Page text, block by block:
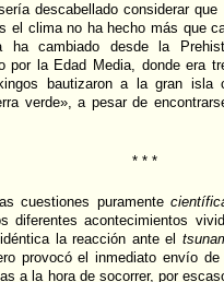
descabellado considerar
el clima no ha hecho más que
ha cambiado desde la
por la Edad Media, donde era
bautizaron a la gran isla
verde», a pesar de
* * *
cuestiones puramente
diferentes acontecimientos
la reacción ante el
provocó el inmediato envío
a la hora de socorrer, por